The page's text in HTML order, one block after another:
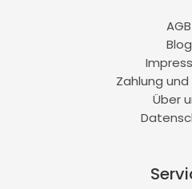
AGB
Blog
Zahlung
Über